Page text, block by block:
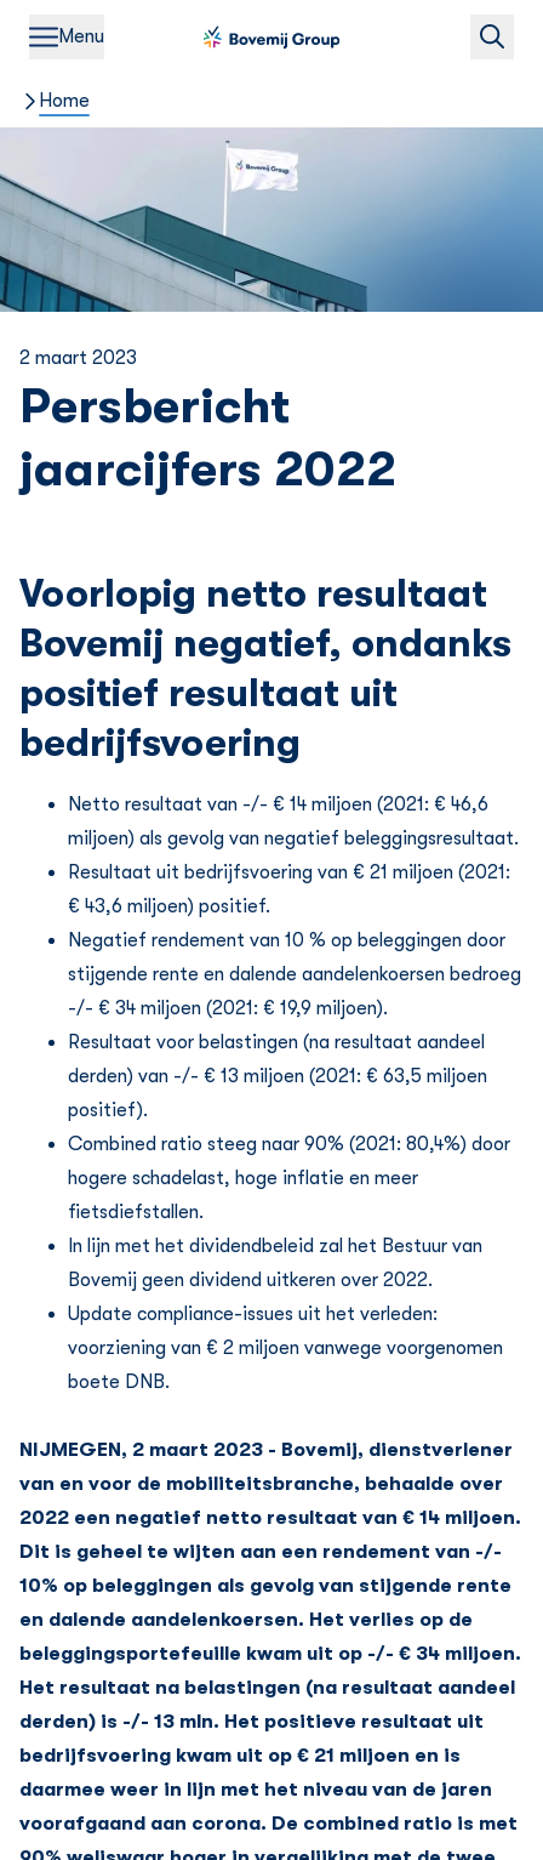
Menu
Home
2 maart 2023
Persbericht
jaarcijfers 2022
Voorlopig netto resultaat
Bovemij negatief, ondanks
positief resultaat uit
bedrijfsvoering
Netto resultaat van -/- € 14 miljoen (2021: € 46,6
miljoen) als gevolg van negatief beleggingsresultaat.
Resultaat uit bedrijfsvoering van € 21 miljoen (2021:
€ 43,6 miljoen) positief.
Negatief rendement van 10 % op beleggingen door
stijgende rente en dalende aandelenkoersen bedroeg
-/- € 34 miljoen (2021: € 19,9 miljoen).
Resultaat voor belastingen (na resultaat aandeel
derden) van -/- € 13 miljoen (2021: € 63,5 miljoen
positief).
Combined ratio steeg naar 90% (2021: 80,4%) door
hogere schadelast, hoge inflatie en meer
fietsdiefstallen.
In lijn met het dividendbeleid zal het Bestuur van
Bovemij geen dividend uitkeren over 2022.
Update compliance-issues uit het verleden:
voorziening van € 2 miljoen vanwege voorgenomen
boete DNB.
NIJMEGEN, 2 maart 2023 - Bovemij, dienstverlener
van en voor de mobiliteitsbranche, behaalde over
2022 een negatief netto resultaat van € 14 miljoen.
Dit is geheel te wijten aan een rendement van -/-
10% op beleggingen als gevolg van stijgende rente
en dalende aandelenkoersen. Het verlies op de
beleggingsportefeuille kwam uit op -/- € 34 miljoen.
Het resultaat na belastingen (na resultaat aandeel
derden) is -/- 13 mln. Het positieve resultaat uit
bedrijfsvoering kwam uit op € 21 miljoen en is
daarmee weer in lijn met het niveau van de jaren
voorafgaand aan corona. De combined ratio is met